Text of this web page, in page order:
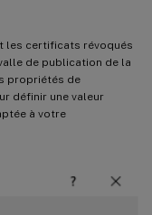
les certificats révoqués
de publication de la
propriétés de
définir une valeur
à votre